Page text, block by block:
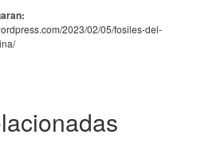
2023/02/05/fosiles-del-